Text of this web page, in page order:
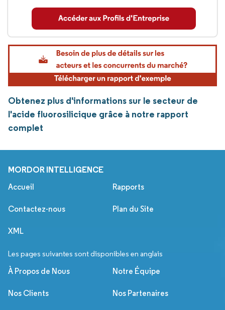
Obtenez plus d'informations sur le secteur de
l'acide fluorosilicique grâce à notre rapport
complet
MORDOR INTELLIGENCE
Accueil Rapports
Contactez-nous Plan du Site
XML
Les pages suivantes sont disponibles en anglais
À Propos de Nous Notre Équipe
Nos Clients Nos Partenaires